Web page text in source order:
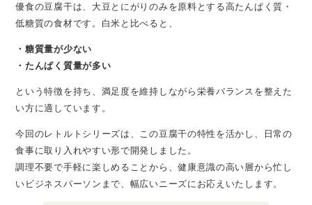
優食の豆腐干は、大豆とにがりのみを原料とする高たんぱく質・
低糖質の食材です。白米と比べると、
・糖質量が少ない
・たんぱく質量が多い
という特徴を持ち、満足度を維持しながら栄養バランスを整えた
い方に適しています。
今回のレトルトシリーズは、この豆腐干の特性を活かし、日常の
食事に取り入れやすい形で開発しました。
調理不要で手軽に楽しめることから、健康意識の高い層から忙し
いビジネスパーソンまで、幅広いニーズにお応えいたします。